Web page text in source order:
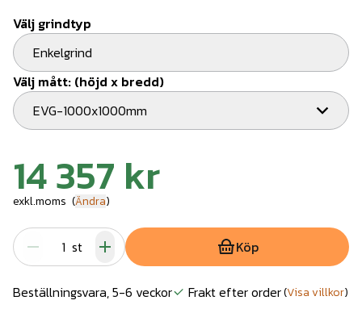
Välj grindtyp
Enkelgrind
Välj mått: (höjd x bredd)
EVG-1000x1000mm
14 357 kr
exkl.moms (Ändra)
st Köp
Beställningsvara, 5-6 veckor Frakt efter order(Visa villkor)